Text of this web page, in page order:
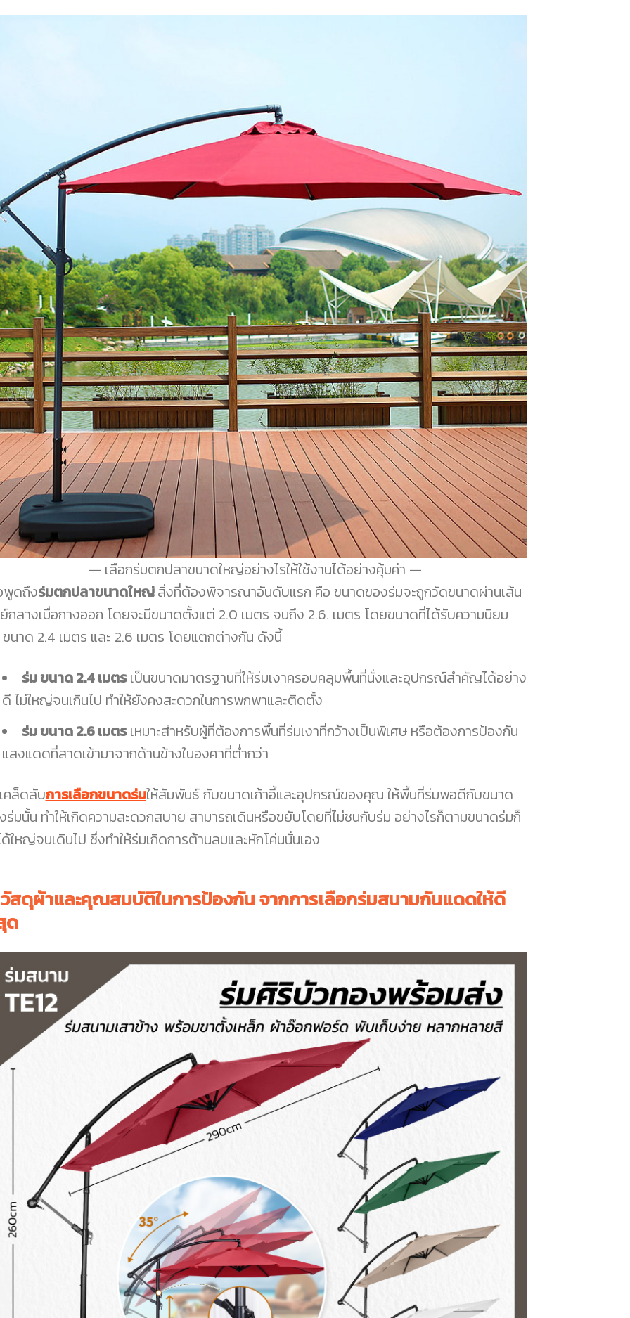
เลือกร่มตกปลาขนาดใหญ่อย่างไรให้ใช้งานได้อย่างคุ้มค่า
พูดถึงร่มตกปลาขนาดใหญ่สิ่งที่ต้องพิจารณาอันดับแรก คือ ขนาดของร่มจะถูกวัดขนาดผ่านเส้น
กลางเมื่อกางออก โดยจะมีขนาดตั้งแต่ 2.0 เมตร จนถึง 2.6. เมตร โดยขนาดที่ได้รับความนิยม
นาด 2.4 เมตร และ 2.6 เมตร โดยแตกต่างกัน ดังนี้
ร่ม ขนาด 2.4 เมตรเป็นขนาดมาตรฐานที่ให้ร่มเงาครอบคลุมพื้นที่นั่งและอุปกรณ์สำคัญได้อย่าง
ดี ไม่ใหญ่จนเกินไป ทำให้ยังคงสะดวกในการพกพาและติดตั้ง
ร่ม ขนาด 2.6 เมตรเหมาะสำหรับผู้ที่ต้องการพื้นที่ร่มเงาที่กว้างเป็นพิเศษ หรือต้องการป้องกัน
แสงแดดที่สาดเข้ามาจากด้านข้างในองศาที่ต่ำกว่า
คล็ดลับการเลือกขนาดร่มให้สัมพันธ์ กับขนาดเก้าอี้และอุปกรณ์ของคุณ ให้พื้นที่ร่มพอดีกับขนาด
ร่มนั้น ทำให้เกิดความสะดวกสบาย สามารถเดินหรือขยับโดยที่ไม่ชนกับร่ม อย่างไรก็ตามขนาดร่มก็
ด้ใหญ่จนเดินไป ซึ่งทำให้ร่มเกิดการต้านลมและหักโค่นนั่นเอง
วัสดุผ้าและคุณสมบัติในการป้องกัน จากการเลือกร่มสนามกันแดดให้ดี
ด